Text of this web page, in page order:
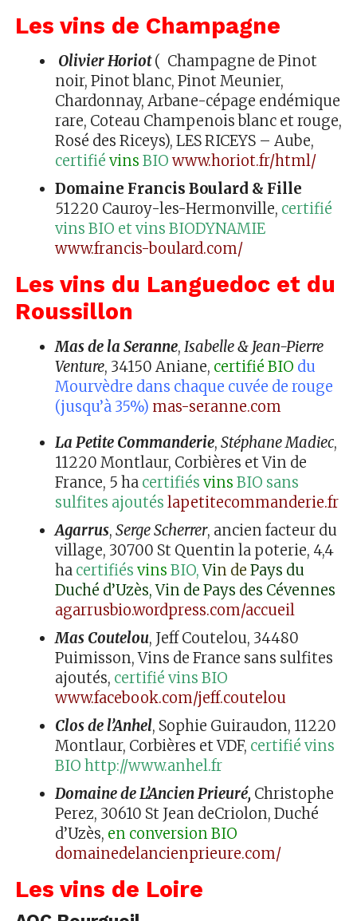
Les vins de Champagne
Olivier Horiot( Champagne de Pinot
noir, Pinot blanc, Pinot Meunier,
Chardonnay, Arbane-cépage endémique
rare, Coteau Champenois blanc et rouge,
Rosé des Riceys), LES RICEYS – Aube,
certifié vins BIOwww.horiot.fr/html/
Domaine Francis Boulard & Fille
51220 Cauroy-les-Hermonville, certifié
vins BIO et vins BIODYNAMIE
www.francis-boulard.com/
Les vins du Languedoc et du
Roussillon
Mas de la Seranne, Isabelle & Jean-Pierre
Venture, 34150 Aniane, certifié BIO du
Mourvèdre dans chaque cuvée de rouge
(jusqu’à 35%) mas-seranne.com
La Petite Commanderie, Stéphane Madiec,
11220 Montlaur, Corbières et Vin de
France, 5 ha certifiés vins BIO sans
sulfites ajoutés lapetitecommanderie.fr
Agarrus, Serge Scherrer, ancien facteur du
village, 30700 St Quentin la poterie, 4,4
ha certifiés vins BIO,Vin de Pays du
Duché d’Uzès, Vin de Pays des Cévennes
agarrusbio.wordpress.com/accueil
Mas Coutelou, Jeff Coutelou, 34480
Puimisson, Vins de France sans sulfites
ajoutés, certifié vins BIO
www.facebook.com/jeff.coutelou
Clos de l’Anhel, Sophie Guiraudon, 11220
Montlaur, Corbières et VDF, certifié vins
BIO http://www.anhel.fr
Domaine de L’Ancien Prieuré, Christophe
Perez, 30610 St Jean deCriolon, Duché
d’Uzès, en conversion BIO
domainedelancienprieure.com/
Les vins de Loire